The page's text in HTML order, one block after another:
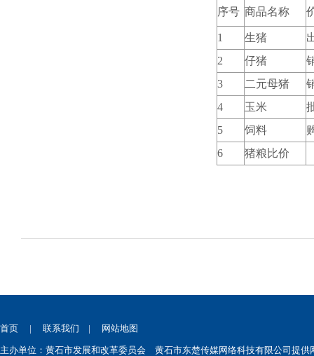
序号 商品名称
1 生猪
2
仔猪
3
二元母猪
4
玉米
5
饲料
6
猪粮比价
首页 | 联系我们 | 网站地图
主办单位：黄石市发展和改革委员会 黄石市东楚传媒网络科技有限公司提供